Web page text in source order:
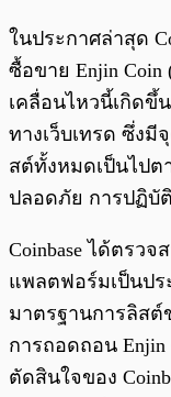
พร้อมเล่น
ในประกาศล่าสุด
ซื้อขาย Enjin Coin
เคลื่อนไหวนี้เกิดขึ้
ทางเว็บเทรด ซึ่ง
สต์ทั้งหมดเป็นไปต
ปลอดภัย การปฏิบั
Coinbase ได้ตรว
แพลตฟอร์มเป็นปร
มาตรฐานการลิสต์
การถอดถอน Enjin
ตัดสินใจของ